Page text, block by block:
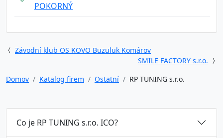
POKORNÝ
Závodní klub OS KOVO Buzuluk Komárov
SMILE FACTORY s.r.o.
Domov
Katalog firem Ostatní RP TUNING s.r.o.
Co je RP TUNING s.r.o. ICO?